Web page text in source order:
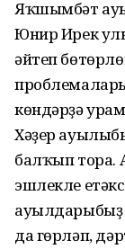
Яҡшымбәт
Юнир Ирек
әйтеп
көндәрҙә
Хәҙер
балҡып тора.
эшлекле
ауылдарыбыҙ
да гөрләп,